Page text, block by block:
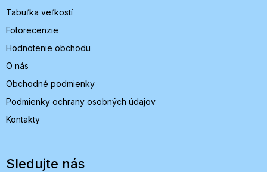
Tabuľka veľkostí
Fotorecenzie
Hodnotenie obchodu
O nás
Obchodné podmienky
Podmienky ochrany osobných údajov
Kontakty
Sledujte nás